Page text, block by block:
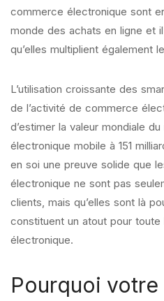
commerce électronique sont
monde des achats en ligne et
qu’elles multiplient également
L’utilisation croissante des
de l’activité de commerce
d’estimer la valeur mondiale
électronique mobile à 151
en soi une preuve solide que
électronique ne sont pas
clients, mais qu’elles sont là
constituent un atout pour
électronique.
Pourquoi